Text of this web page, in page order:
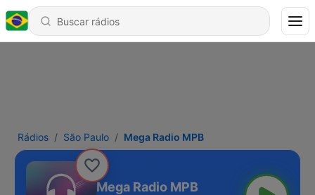
Rádios São Paulo Mega Radio MPB
Mega Radio MPB